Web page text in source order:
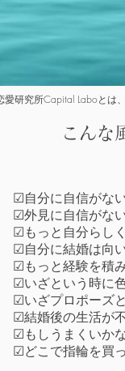
愛研究所Capital Laboとは
こんな
​☑︎自分に自信がな
☑︎外見に自信がな
☑︎もっと自分らし
☑︎自分に結婚は向
☑︎もっと経験を積
☑︎いざという時に
☑︎いざプロポーズ
☑︎結婚後の生活が
☑︎もしうまくいか
☑︎どこで指輪を買